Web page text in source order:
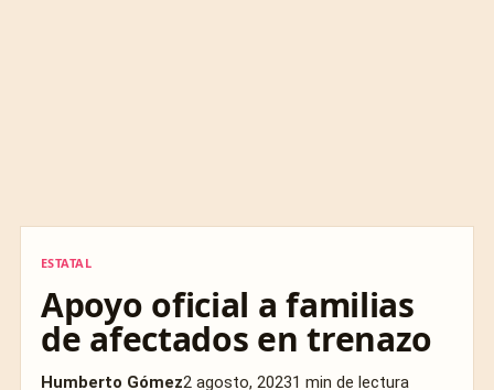
ESTATAL
Apoyo oficial a familias
de afectados en trenazo
Humberto Gómez2 agosto, 20231 min de lectura